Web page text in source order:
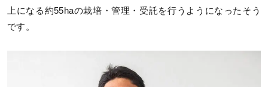
上になる約55haの栽培・管理・受託を行うようになったそう
です。